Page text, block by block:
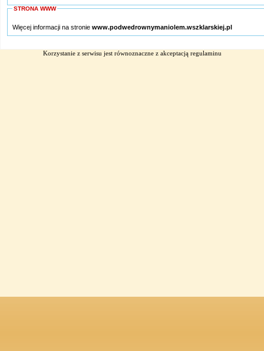
STRONA WWW
Więcej informacji na stronie www.podwedrownymaniolem.wszklarskiej.pl
Korzystanie z serwisu jest równoznaczne z akceptacją regulaminu